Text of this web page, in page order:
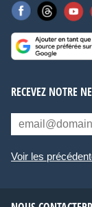
RECEVEZ NOTRE
Voir les